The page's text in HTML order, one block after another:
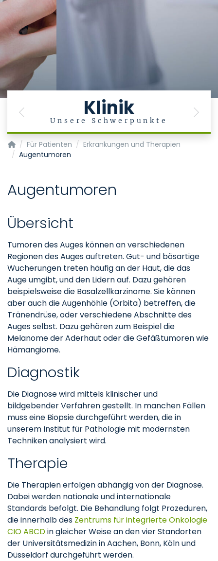
Klinik
Unsere Schwerpunkte
Previous Next
Klinik für Augenheilkunde
Für Patienten
Erkrankungen und Therapien
Augentumoren
Augentumoren
Übersicht
Tumoren des Auges können an verschiedenen
Regionen des Auges auftreten. Gut- und bösartige
Wucherungen treten häufig an der Haut, die das
Auge umgibt, und den Lidern auf. Dazu gehören
beispielsweise die Basalzellkarzinome. Sie können
aber auch die Augenhöhle (Orbita) betreffen, die
Tränendrüse, oder verschiedene Abschnitte des
Auges selbst. Dazu gehören zum Beispiel die
Melanome der Aderhaut oder die Gefäßtumoren wie
Hämangiome.
Diagnostik
Die Diagnose wird mittels klinischer und
bildgebender Verfahren gestellt. In manchen Fällen
muss eine Biopsie durchgeführt werden, die in
unserem Institut für Pathologie mit modernsten
Techniken analysiert wird.
Therapie
Die Therapien erfolgen abhängig von der Diagnose.
Dabei werden nationale und internationale
Standards befolgt. Die Behandlung folgt Prozeduren,
die innerhalb des Zentrums für integrierte Onkologie
CIO ABCDin gleicher Weise an den vier Standorten
der Universitätsmedizin in Aachen, Bonn, Köln und
Düsseldorf durchgeführt werden.